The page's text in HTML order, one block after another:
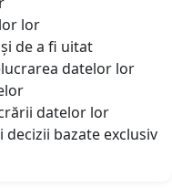
lor
de a fi uitat
datelor lor
datelor lor
bazate exclusiv